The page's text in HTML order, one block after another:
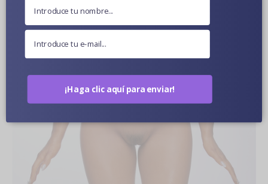
Fotos De Muñecas En Primer Plano
¡Haga clic aquí para enviar!